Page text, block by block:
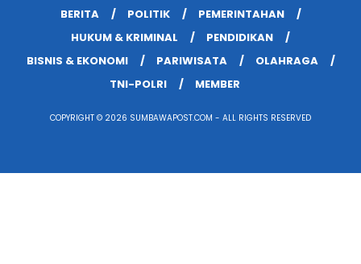
BERITA POLITIK
PEMERINTAHAN
HUKUM & KRIMINAL
PENDIDIKAN
BISNIS & EKONOMI
PARIWISATA
OLAHRAGA
TNI-POLRI
MEMBER
COPYRIGHT © 2026 SUMBAWAPOST.COM - ALL RIGHTS RESERVED